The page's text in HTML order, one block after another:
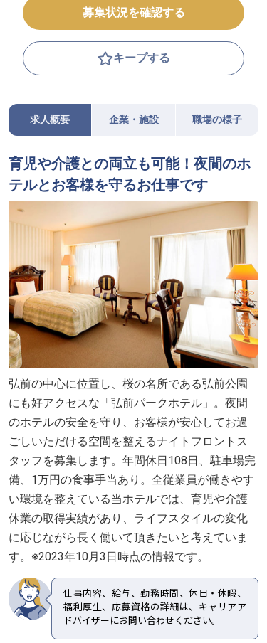
募集状況を確認する
キープする
求人概要 企業・施設 職場の様子
育児や介護との両立も可能！夜間のホ
テルとお客様を守るお仕事です
弘前の中心に位置し、桜の名所である弘前公園
にも好アクセスな「弘前パークホテル」。夜間
のホテルの安全を守り、お客様が安心してお過
ごしいただける空間を整えるナイトフロントス
タッフを募集します。年間休日108日、駐車場完
備、1万円の食事手当あり。全従業員が働きやす
い環境を整えている当ホテルでは、育児や介護
休業の取得実績があり、ライフスタイルの変化
に応じながら長く働いて頂きたいと考えていま
す。※2023年10月3日時点の情報です。
仕事内容、給与、勤務時間、休日・休暇、
福利厚生、応募資格の詳細は、キャリアア
ドバイザーにお問い合わせください。